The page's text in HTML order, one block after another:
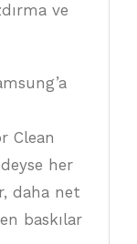
ve
Clean
her
daha net
baskılar